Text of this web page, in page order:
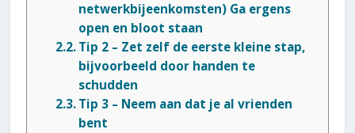
netwerkbijeenkomsten) Ga ergens
open en bloot staan
Tip 2 – Zet zelf de eerste kleine stap,
bijvoorbeeld door handen te
schudden
Tip 3 – Neem aan dat je al vrienden
bent